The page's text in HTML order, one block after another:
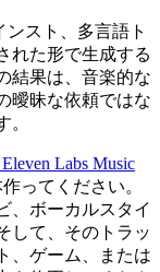
ンスト、多言語ト
れた形で生成する
結果は、音楽的な
曖昧な依頼ではな
。
Labs Music
ってください。
、ボーカルスタイ
して、そのトラッ
、ゲーム、または